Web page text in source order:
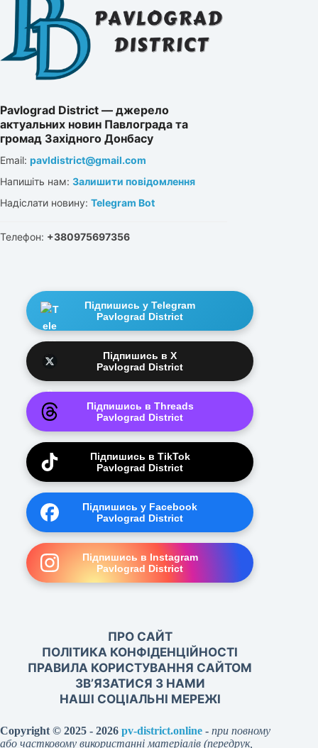
Pavlograd District — джерело
актуальних новин Павлограда та
громад Західного Донбасу
Email: pavldistrict@gmail.com
Напишіть нам: Залишити повідомлення
Надіслати новину: Telegram Bot
Телефон: +380975697356
Підпишись у Telegram
Pavlograd District
Підпишись в X
Pavlograd District
Підпишись в Threads
Pavlograd District
Підпишись в TikTok
Pavlograd District
Підпишись у Facebook
Pavlograd District
Підпишись в Instagram
Pavlograd District
ПРО САЙТ
ПОЛІТИКА КОНФІДЕНЦІЙНОСТІ
ПРАВИЛА КОРИСТУВАННЯ САЙТОМ
ЗВ’ЯЗАТИСЯ З НАМИ
НАШІ СОЦІАЛЬНІ МЕРЕЖІ
Copyright © 2025 - 2026 pv-district.online - при повному
або частковому використанні матеріалів (передрук,